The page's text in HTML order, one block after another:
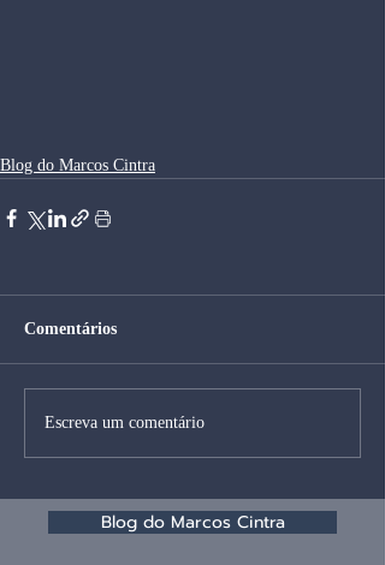
Blog do Marcos Cintra
Comentários
Escreva um comentário
Blog do Marcos Cintra